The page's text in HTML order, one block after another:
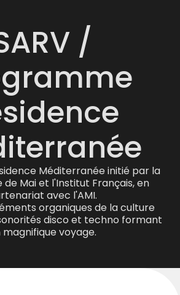
/
Méditerranée initié par la
de Mai et l'Institut Français, en
avec l'AMI.
organiques de la culture
disco et techno formant
magnifique voyage.